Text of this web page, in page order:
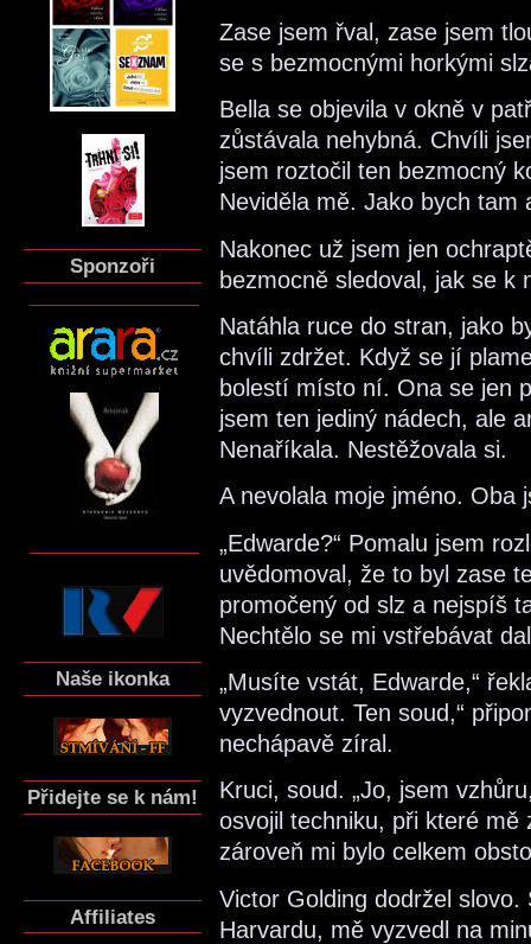
Sponzoři
Naše ikonka
Přidejte se k nám!
Affiliates
Zase jsem řval, zase jsem
se s bezmocnými horkými
Bella se objevila v okně v
zůstávala nehybná. Chvíli
jsem roztočil ten bezmocný
Neviděla mě. Jako bych tam
Nakonec už jsem jen
bezmocně sledoval, jak se k
Natáhla ruce do stran, jako
chvíli zdržet. Když se jí
bolestí místo ní. Ona se jen
jsem ten jediný nádech, ale
Nenaříkala. Nestěžovala si.
A nevolala moje jméno. Oba
„Edwarde?“ Pomalu jsem
uvědomoval, že to byl zase
promočený od slz a nejspíš
Nechtělo se mi vstřebávat
„Musíte vstát, Edwarde,“
vyzvednout. Ten soud,“
nechápavě zíral.
Kruci, soud. „Jo, jsem
osvojil techniku, při které mě
zároveň mi bylo celkem
Victor Golding dodržel
Harvardu, mě vyzvedl na